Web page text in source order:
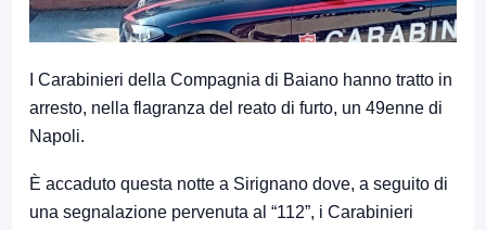
I Carabinieri della Compagnia di Baiano hanno tratto in
arresto, nella flagranza del reato di furto, un 49enne di
Napoli.
È accaduto questa notte a Sirignano dove, a seguito di
una segnalazione pervenuta al “112”, i Carabinieri